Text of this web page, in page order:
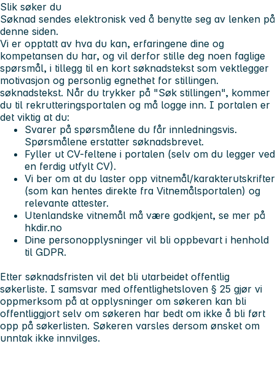
Slik søker du
Søknad sendes elektronisk ved å benytte seg av lenken på
denne siden.
Vi er opptatt av hva du kan, erfaringene dine og
kompetansen du har, og vil derfor stille deg noen faglige
spørsmål, i tillegg til en kort søknadstekst som vektlegger
motivasjon og personlig egnethet for stillingen.
søknadstekst. Når du trykker på "Søk stillingen", kommer
du til rekrutteringsportalen og må logge inn. I portalen er
det viktig at du:
Svarer på spørsmålene du får innledningsvis.
Spørsmålene erstatter søknadsbrevet.
Fyller ut CV-feltene i portalen (selv om du legger ved
en ferdig utfylt CV).
Vi ber om at du laster opp vitnemål/karakterutskrifter
(som kan hentes direkte fra Vitnemålsportalen) og
relevante attester.
Utenlandske vitnemål må være godkjent, se mer på
hkdir.no
Dine personopplysninger vil bli oppbevart i henhold
til GDPR.
Etter søknadsfristen vil det bli utarbeidet offentlig
søkerliste. I samsvar med offentlighetsloven § 25 gjør vi
oppmerksom på at opplysninger om søkeren kan bli
offentliggjort selv om søkeren har bedt om ikke å bli ført
opp på søkerlisten. Søkeren varsles dersom ønsket om
unntak ikke innvilges.